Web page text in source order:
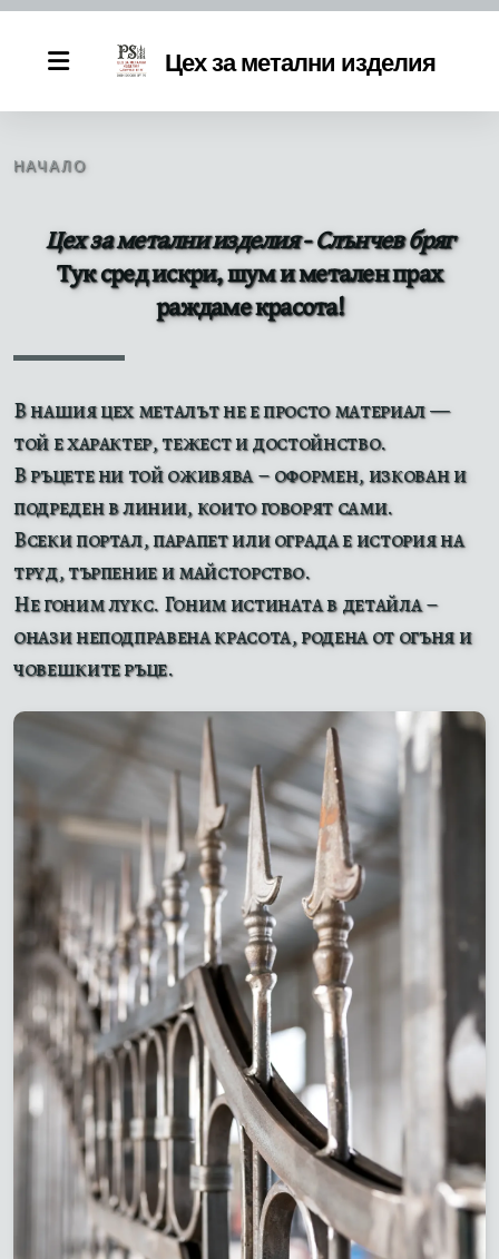
Цех за метални изделия
НАЧАЛО
Цех за метални изделия - Слънчев бряг
Тук сред искри, шум и метален прах
раждаме красота!
В нашия цех металът не е просто материал —
той е характер, тежест и достойнство.
В ръцете ни той оживява – оформен, изкован и
подреден в линии, които говорят сами.
Всеки портал, парапет или ограда е история на
труд, търпение и майсторство.
Не гоним лукс. Гоним истината в детайла –
онази неподправена красота, родена от огъня и
човешките ръце.